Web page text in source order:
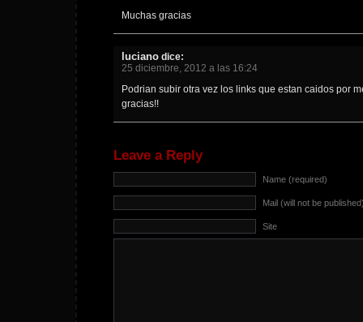
Muchas gracias
luciano dice:
25 diciembre, 2012 a las 16:24
Podrian subir otra vez los links que estan caidos por
gracias!!
Leave a Reply
Name (required)
Mail (will not be
Site